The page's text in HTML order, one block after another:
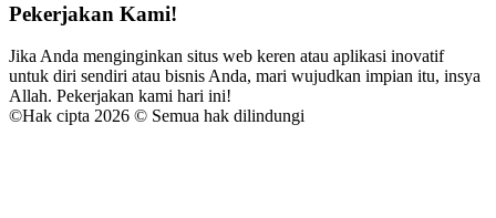
Pekerjakan Kami!
Jika Anda menginginkan situs web keren atau aplikasi inovatif
untuk diri sendiri atau bisnis Anda, mari wujudkan impian itu, insya
Allah. Pekerjakan kami hari ini!
©Hak cipta 2026 © Semua hak dilindungi